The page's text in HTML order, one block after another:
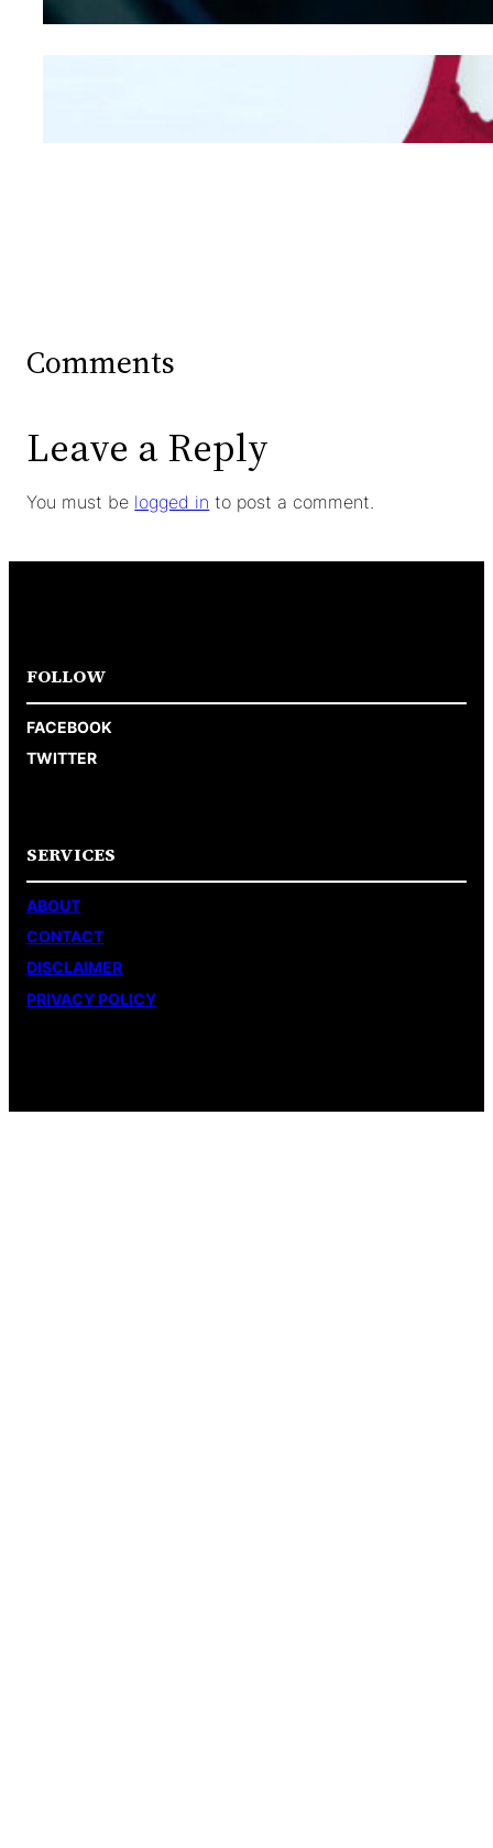
Mengintip Kepribadian
Wanita Dari Warna Bra
Comments
Leave a Reply
You must be logged in to post a comment.
FOLLOW
FACEBOOK
TWITTER
SERVICES
ABOUT
CONTACT
DISCLAIMER
PRIVACY POLICY